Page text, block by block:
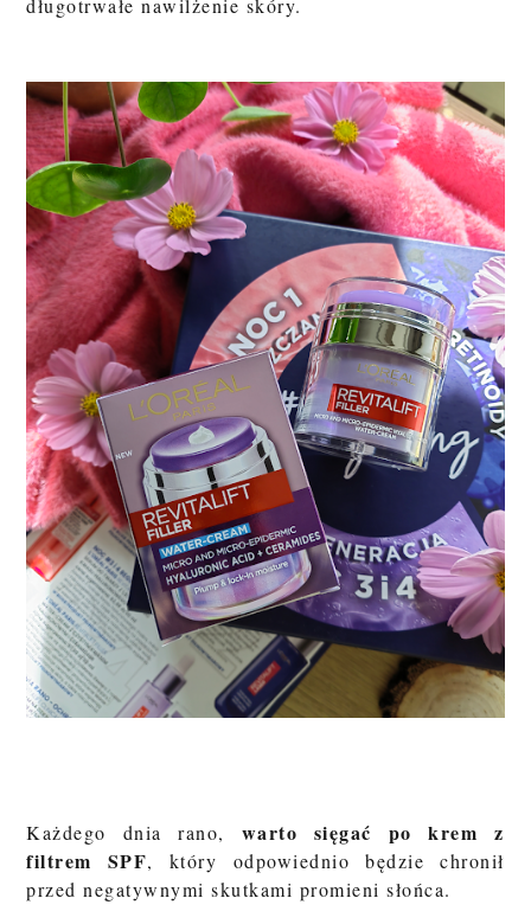
długotrwałe nawilżenie skóry.
Każdego dnia rano,
warto sięgać po krem z
filtrem SPF, który odpowiednio będzie chronił
przed negatywnymi skutkami promieni słońca.